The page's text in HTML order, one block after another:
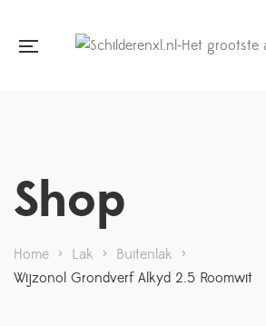
Shop
Home > Lak > Buitenlak >
Wijzonol Grondverf Alkyd 2.5 Roomwit